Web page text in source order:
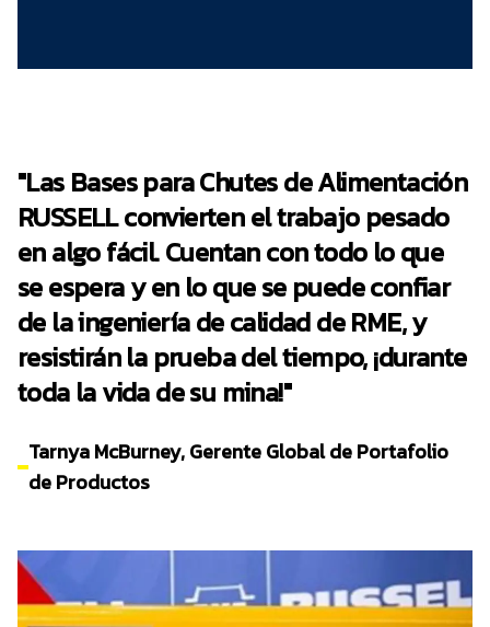
"Las Bases para Chutes de Alimentación
RUSSELL convierten el trabajo pesado
en algo fácil. Cuentan con todo lo que
se espera y en lo que se puede confiar
de la ingeniería de calidad de RME, y
resistirán la prueba del tiempo, ¡durante
toda la vida de su mina!"
Tarnya McBurney, Gerente Global de Portafolio
de Productos